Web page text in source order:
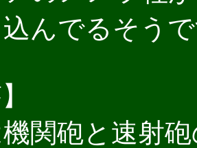
んでるそう
関砲と速射